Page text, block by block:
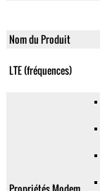
Nom du Produit
LTE (fréquences)